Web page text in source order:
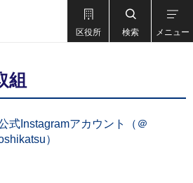
区役所 検索 メニュー
組
式Instagramアカウント（＠
）